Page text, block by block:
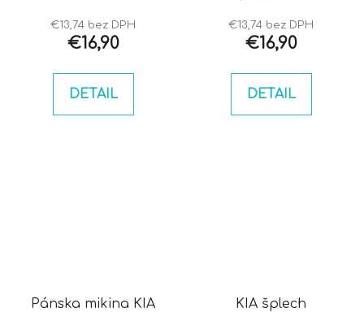
€13,74 bez DPH
€16,90
DETAIL
€13,74 bez DPH
€16,90
DETAIL
Pánska mikina KIA
KIA šplech